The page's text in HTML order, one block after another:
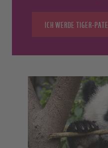
ICH WERDE TIGER-PATE